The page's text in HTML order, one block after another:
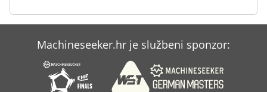
Machineseeker.hr je službeni sponzor: